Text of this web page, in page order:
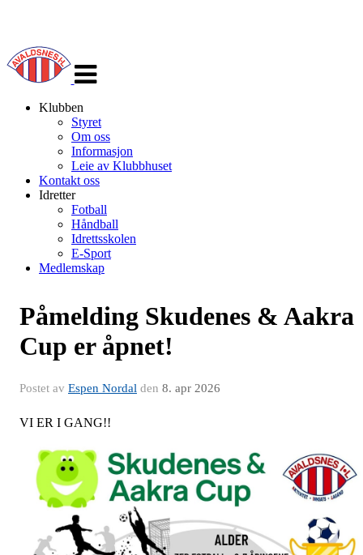
navigasjon
Klubben
Styret
Om oss
Informasjon
Leie av Klubbhuset
Kontakt oss
Idretter
Fotball
Håndball
Idrettsskolen
E-Sport
Medlemskap
Påmelding Skudenes & Aakra
Cup er åpnet!
Postet av Espen Nordal den 8. apr 2026
VI ER I GANG!!